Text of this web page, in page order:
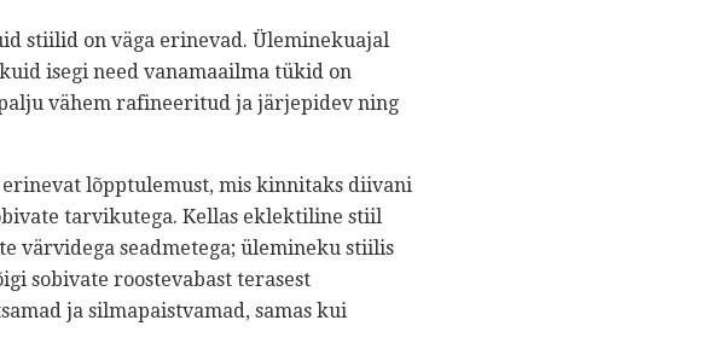
stiilid on väga erinevad. Üleminekuajal
isegi need vanamaailma tükid on
vähem rafineeritud ja järjepidev ning
lõpptulemust, mis kinnitaks diivani
tarvikutega. Kellas eklektiline stiil
värvidega seadmetega; ülemineku stiilis
sobivate roostevabast terasest
ja silmapaistvamad, samas kui